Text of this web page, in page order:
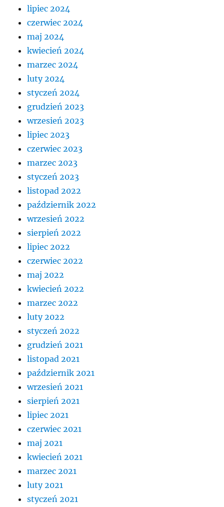
lipiec 2024
czerwiec 2024
maj 2024
kwiecień 2024
marzec 2024
luty 2024
styczeń 2024
grudzień 2023
wrzesień 2023
lipiec 2023
czerwiec 2023
marzec 2023
styczeń 2023
listopad 2022
październik 2022
wrzesień 2022
sierpień 2022
lipiec 2022
czerwiec 2022
maj 2022
kwiecień 2022
marzec 2022
luty 2022
styczeń 2022
grudzień 2021
listopad 2021
październik 2021
wrzesień 2021
sierpień 2021
lipiec 2021
czerwiec 2021
maj 2021
kwiecień 2021
marzec 2021
luty 2021
styczeń 2021